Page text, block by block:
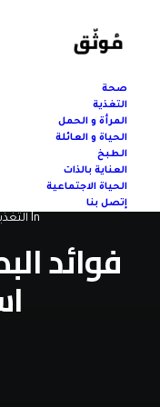
صحة
التغذية
المرأة و الحمل
الحياة و العائلة
الطبخ
العناية بالذات
الحياة الاجتماعية
إتصل بنا
In
فوائد